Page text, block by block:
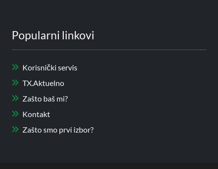
Popularni linkovi
Korisnički servis
TX.Aktuelno
Zašto baš mi?
Kontakt
Zašto smo prvi izbor?